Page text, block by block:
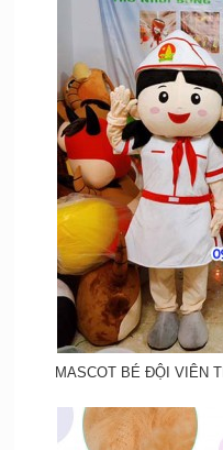
MASCOT BÉ ĐỘI VIÊN